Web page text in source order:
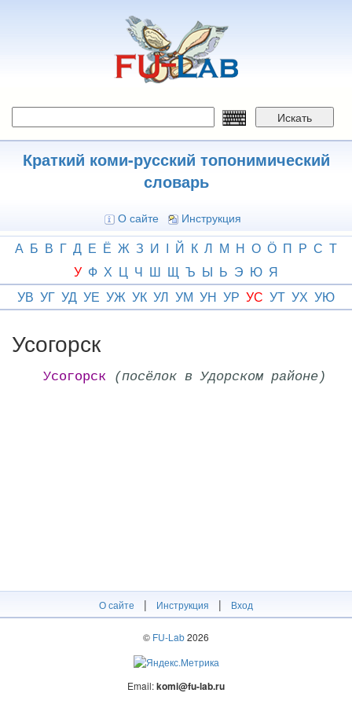
Искать
Краткий коми-русский топонимический
словарь
О сайте Инструкция
А Б В Г Д Е Ё Ж З И І Й К Л М Н О Ӧ П Р С Т
У Ф Х Ц Ч Ш Щ Ъ Ы Ь Э Ю Я
УВ УГ УД УЕ УЖ УК УЛ УМ УН УР УС УТ УХ УЮ
Усогорск
Усогорск (посёлок в Удорском районе)
О сайте | Инструкция | Вход
© FU-Lab2026
Email:komi@fu-lab.ru